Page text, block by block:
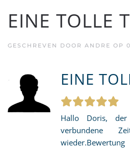
EINE TOLLE
GESCHREVEN DOOR ANDRE OP
EINE
Hallo Doris,
verbundene